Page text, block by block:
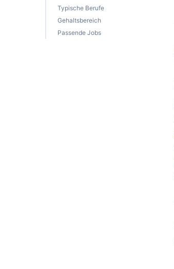
Typische Berufe
Gehaltsbereich
Passende Jobs